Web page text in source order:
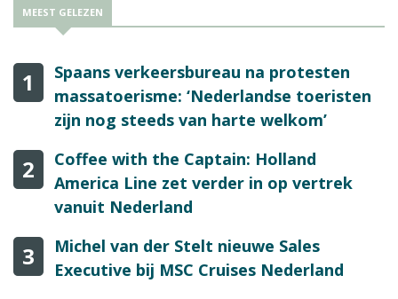
MEEST GELEZEN
1
Spaans verkeersbureau na protesten
massatoerisme: ‘Nederlandse toeristen
zijn nog steeds van harte welkom’
2
Coffee with the Captain: Holland
America Line zet verder in op vertrek
vanuit Nederland
3
Michel van der Stelt nieuwe Sales
Executive bij MSC Cruises Nederland